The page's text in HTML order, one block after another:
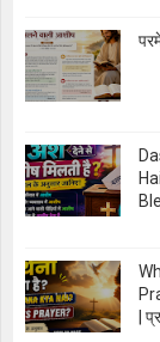
|